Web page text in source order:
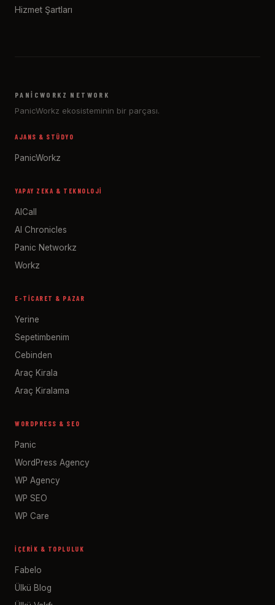
Hizmet Şartları
PANICWORKZ NETWORK
PanicWorkz ekosisteminin bir parçası.
AJANS & STÜDYO
PanicWorkz
YAPAY ZEKA & TEKNOLOJI
AICall
AI Chronicles
Panic Networkz
Workz
E-TICARET & PAZAR
Yerine
Sepetimbenim
Cebinden
Araç Kirala
Araç Kiralama
WORDPRESS & SEO
Panic
WordPress Agency
WP Agency
WP SEO
WP Care
İÇERIK & TOPLULUK
Fabelo
Ülkü Blog